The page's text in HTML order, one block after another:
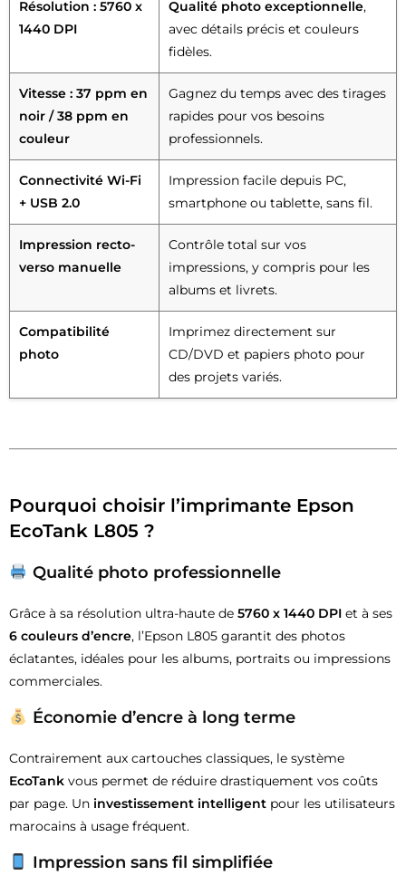
Résolution : 5760 x
1440 DPI
Qualité photo exceptionnelle,
avec détails précis et couleurs
fidèles.
Vitesse : 37 ppm en
noir / 38 ppm en
couleur
Gagnez du temps avec des tirages
rapides pour vos besoins
professionnels.
Connectivité Wi-Fi
+ USB 2.0
Impression facile depuis PC,
smartphone ou tablette, sans fil.
Impression recto-
verso manuelle
Contrôle total sur vos
impressions, y compris pour les
albums et livrets.
Compatibilité
photo
Imprimez directement sur
CD/DVD et papiers photo pour
des projets variés.
Pourquoi choisir l’imprimante Epson
EcoTank L805 ?
Qualité photo professionnelle
Grâce à sa résolution ultra-haute de 5760 x 1440 DPI et à ses
6 couleurs d’encre, l’Epson L805 garantit des photos
éclatantes, idéales pour les albums, portraits ou impressions
commerciales.
Économie d’encre à long terme
Contrairement aux cartouches classiques, le système
EcoTank vous permet de réduire drastiquement vos coûts
par page. Un investissement intelligent pour les utilisateurs
marocains à usage fréquent.
Impression sans fil simplifiée